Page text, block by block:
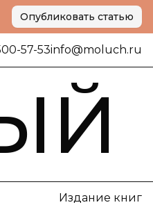
Опубликовать статью
57-53info@moluch.ru
Издание книг